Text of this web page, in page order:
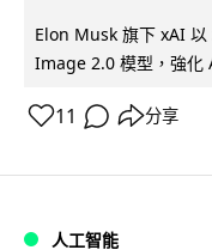
Elon Musk 旗下 xAI
Image 2.0 模型，強化
11 分享
人工智能